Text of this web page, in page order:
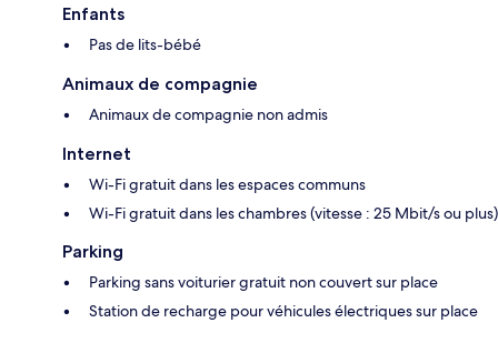
Enfants
Pas de lits-bébé
Animaux de compagnie
Animaux de compagnie non admis
Internet
Wi-Fi gratuit dans les espaces communs
Wi-Fi gratuit dans les chambres (vitesse : 25 Mbit/s ou plus)
Parking
Parking sans voiturier gratuit non couvert sur place
Station de recharge pour véhicules électriques sur place